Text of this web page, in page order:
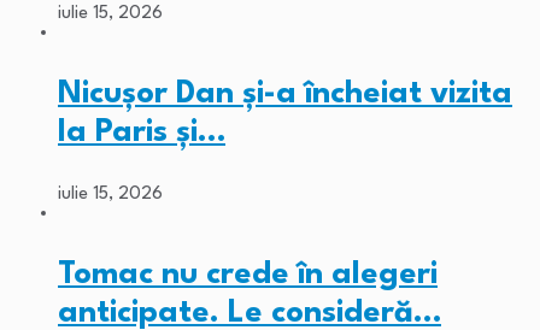
iulie 15, 2026
Nicușor Dan și-a încheiat vizita
la Paris și…
iulie 15, 2026
Tomac nu crede în alegeri
anticipate. Le consideră…